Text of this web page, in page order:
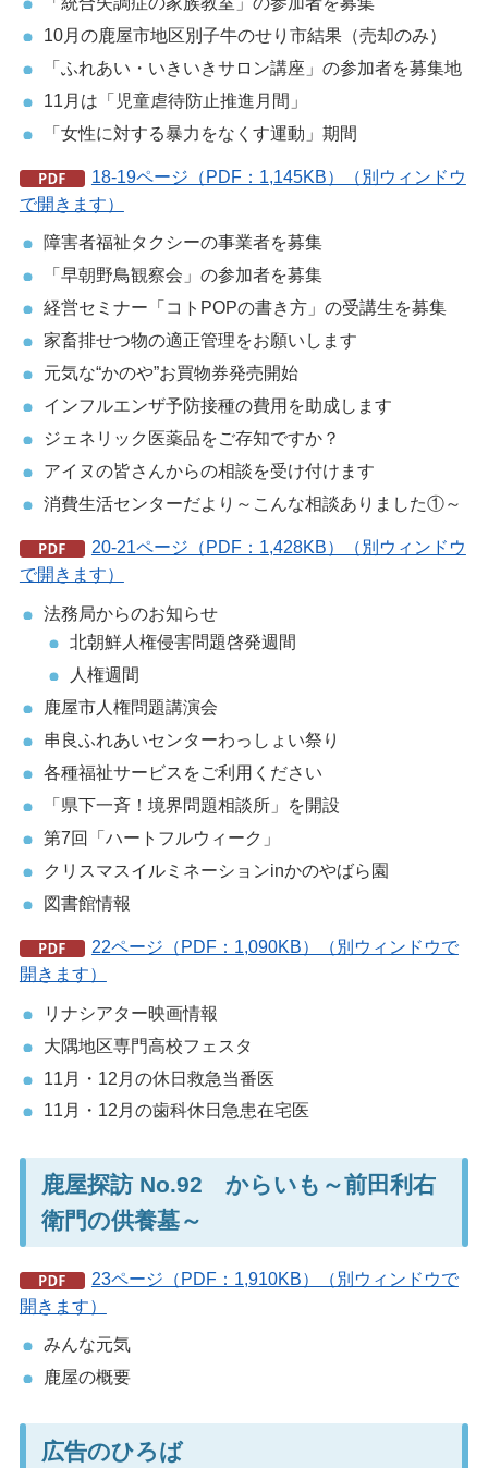
10月の鹿屋市地区別子牛のせり市結果（売却のみ）
「ふれあい・いきいきサロン講座」の参加者を募集地
11月は「児童虐待防止推進月間」
「女性に対する暴力をなくす運動」期間
18-19ページ（PDF：1,145KB）（別ウィンドウ
で開きます）
障害者福祉タクシーの事業者を募集
「早朝野鳥観察会」の参加者を募集
経営セミナー「コトPOPの書き方」の受講生を募集
家畜排せつ物の適正管理をお願いします
元気な“かのや”お買物券発売開始
インフルエンザ予防接種の費用を助成します
ジェネリック医薬品をご存知ですか？
アイヌの皆さんからの相談を受け付けます
消費生活センターだより～こんな相談ありました①～
20-21ページ（PDF：1,428KB）（別ウィンドウ
で開きます）
法務局からのお知らせ
北朝鮮人権侵害問題啓発週間
人権週間
鹿屋市人権問題講演会
串良ふれあいセンターわっしょい祭り
各種福祉サービスをご利用ください
「県下一斉！境界問題相談所」を開設
第7回「ハートフルウィーク」
クリスマスイルミネーションinかのやばら園
図書館情報
22ページ（PDF：1,090KB）（別ウィンドウで
開きます）
リナシアター映画情報
大隅地区専門高校フェスタ
11月・12月の休日救急当番医
11月・12月の歯科休日急患在宅医
鹿屋探訪 No.92 からいも～前田利右
衛門の供養墓～
23ページ（PDF：1,910KB）（別ウィンドウで
開きます）
みんな元気
鹿屋の概要
広告のひろば